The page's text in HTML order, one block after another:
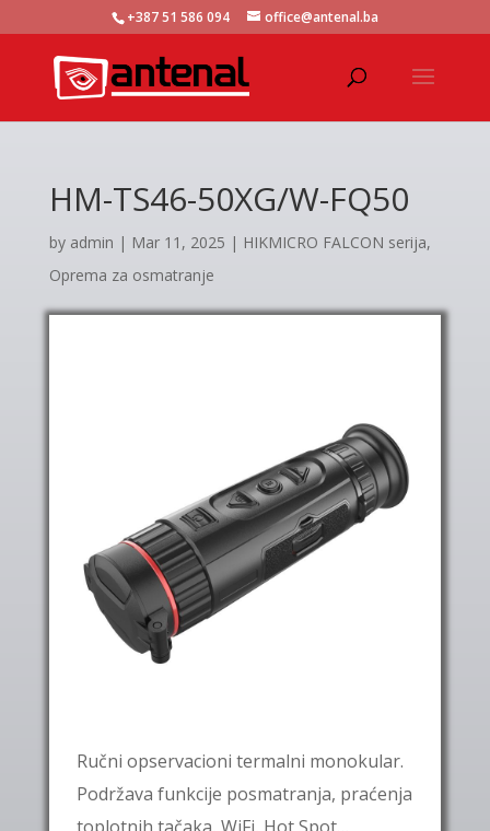
+387 51 586 094 office@antenal.ba
HM-TS46-50XG/W-FQ50
by admin | Mar 11, 2025 | HIKMICRO FALCON serija,
Oprema za osmatranje
Ručni opservacioni termalni monokular.
Podržava funkcije posmatranja, praćenja